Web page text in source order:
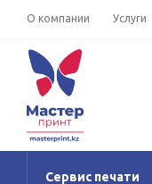
О компании Услуги
Сервис печати